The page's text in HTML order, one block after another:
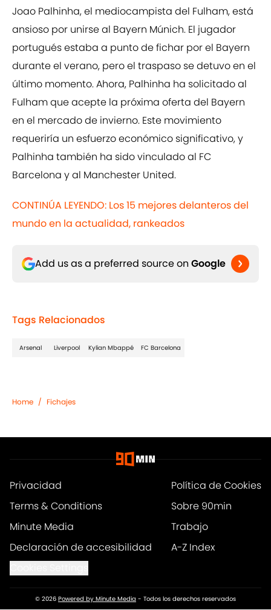
Joao Palhinha, el mediocampista del Fulham, está
ansioso por unirse al Bayern Múnich. El jugador
portugués estaba a punto de fichar por el Bayern
durante el verano, pero el traspaso se detuvo en el
último momento. Ahora, Palhinha ha solicitado al
Fulham que acepte la próxima oferta del Bayern
en el mercado de invierno. Este movimiento
requeriría un esfuerzo económico significativo, y
Palhinha también ha sido vinculado al FC
Barcelona y al Manchester United.
CONTINÚA LEYENDO: Los 15 mejores delanteros del
mundo en la actualidad, rankeados
Add us as a preferred source on Google
Tags Relacionados
Arsenal Liverpool Kylian Mbappé FC Barcelona
Home / Fichajes
Privacidad
Política de Cookies
Terms & Conditions
Sobre 90min
Minute Media
Trabajo
Declaración de accesibilidad
A-Z Index
© 2026 Powered by Minute Media - Todos los derechos reservados